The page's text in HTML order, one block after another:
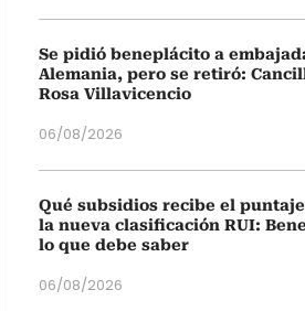
Se pidió beneplácito a
Alemania, pero se retiró:
Rosa Villavicencio
06/08/2026
Qué subsidios recibe el puntaje
la nueva clasificación RUI:
lo que debe saber
06/08/2026